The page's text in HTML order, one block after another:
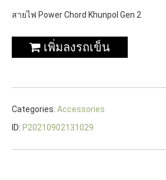
สายไฟ Power Chord Khunpol Gen 2
เพิ่มลงรถเข็น
Categories: Accessories
ID: P20210902131029